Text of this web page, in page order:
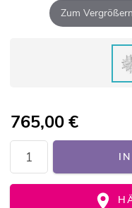
Zum
765,00€